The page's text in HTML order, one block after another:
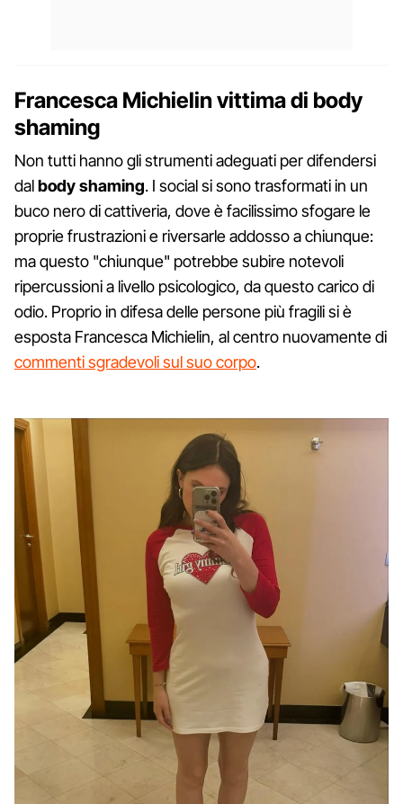
Francesca Michielin vittima di body
shaming
Non tutti hanno gli strumenti adeguati per difendersi
dalbody shaming. I social si sono trasformati in un
buco nero di cattiveria, dove è facilissimo sfogare le
proprie frustrazioni e riversarle addosso a chiunque:
ma questo "chiunque" potrebbe subire notevoli
ripercussioni a livello psicologico, da questo carico di
odio. Proprio in difesa delle persone più fragili si è
esposta Francesca Michielin, al centro nuovamente di
commenti sgradevoli sul suo corpo.